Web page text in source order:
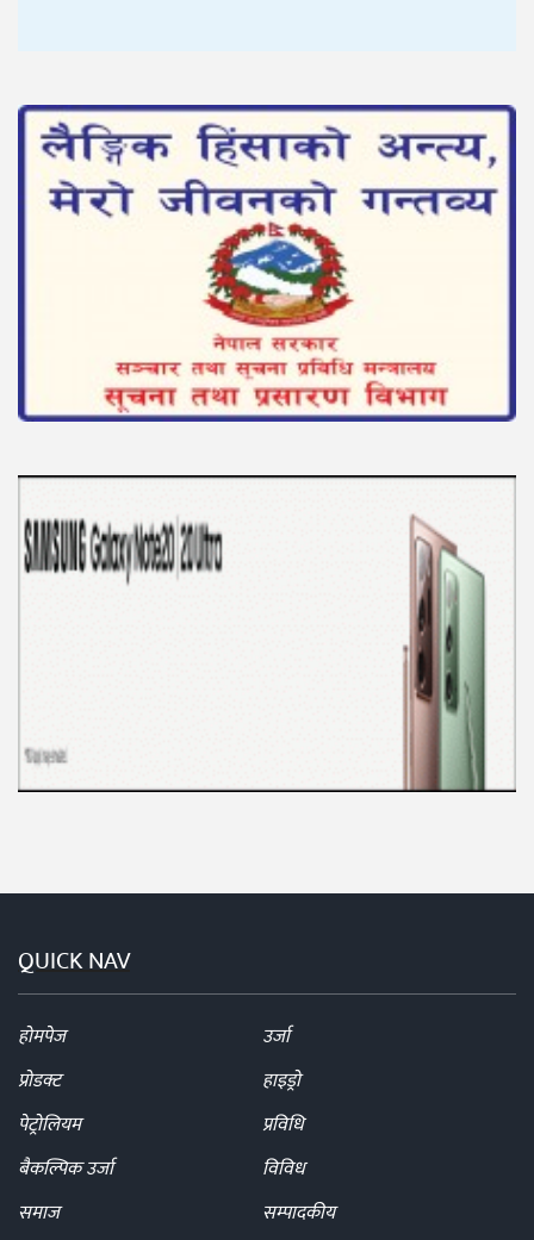
QUICK NAV
होमपेज
उर्जा
प्रोडक्ट
हाइड्रो
पेट्रोलियम
प्रविधि
बैकल्पिक उर्जा
विविध
समाज
सम्पादकीय